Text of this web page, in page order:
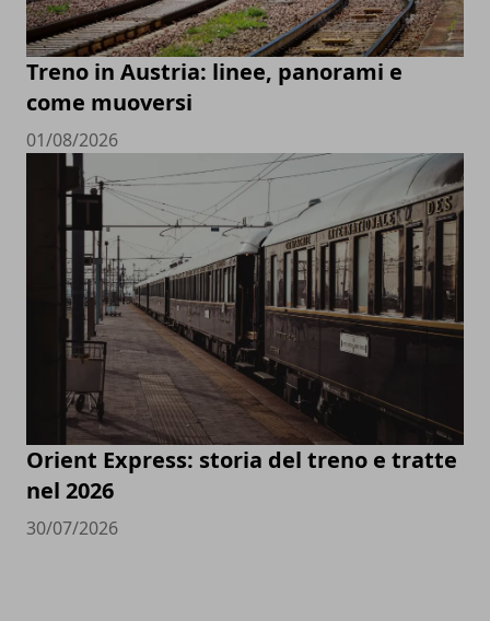
Treno in Austria: linee, panorami e
come muoversi
01/08/2026
Orient Express: storia del treno e tratte
nel 2026
30/07/2026